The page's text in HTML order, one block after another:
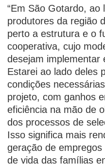
“Em São Gotardo, ao
produtores da região
perto a estrutura e o
cooperativa, cujo
desejam implementar
Estarei ao lado deles
condições
projeto, com ganhos
eficiência na mão de
dos processos de
Isso significa mais
geração de
de vida das famílias